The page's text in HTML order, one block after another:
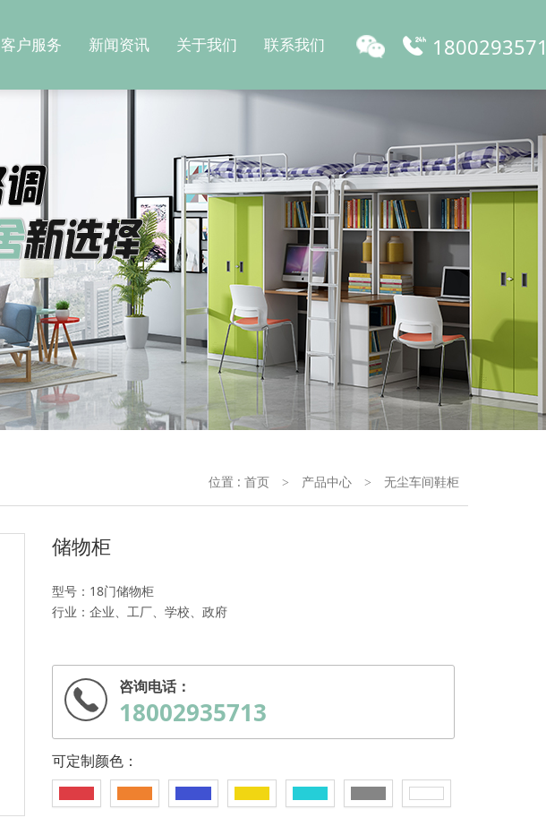
客户服务 新闻资讯 关于我们 联系我们
位置 : 首页 > 产品中心 > 无尘车间鞋柜
储物柜
型号：18门储物柜
行业：企业、工厂、学校、政府
咨询电话：
18002935713
可定制颜色：